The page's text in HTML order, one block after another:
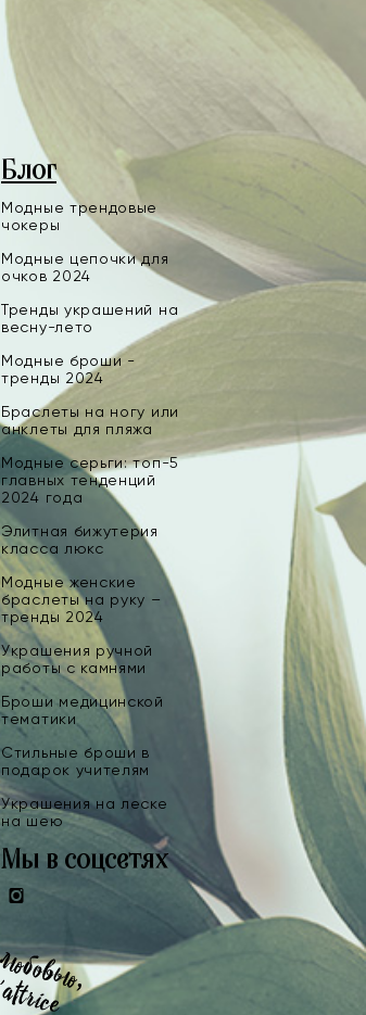
Блог
Модные трендовые
чокеры
Модные цепочки для
очков 2024
Тренды украшений на
весну-лето
Модные броши -
тренды 2024
Браслеты на ногу или
анклеты для пляжа
Модные серьги: топ-5
главных тенденций
2024 года
Элитная бижутерия
класса люкс
Модные женские
браслеты на руку –
тренды 2024
Украшения ручной
работы с камнями
Броши медицинской
тематики
Стильные броши в
подарок учителям
Украшения на леске
на шею
Мы в соцсетях
Instagram